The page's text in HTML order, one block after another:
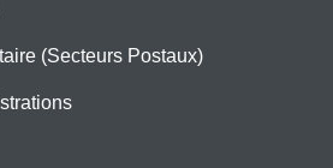
(Secteurs Postaux)